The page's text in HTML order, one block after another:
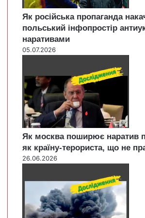
Як російська пропаганда
польський інфопростір
наративами
05.07.2026
Як москва поширює наратив
як країну-терориста, що не
26.06.2026